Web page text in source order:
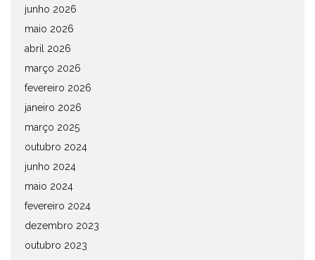
junho 2026
maio 2026
abril 2026
março 2026
fevereiro 2026
janeiro 2026
março 2025
outubro 2024
junho 2024
maio 2024
fevereiro 2024
dezembro 2023
outubro 2023